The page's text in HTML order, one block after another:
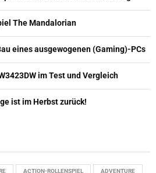
The Mandalorian
eines ausgewogenen (Gaming)-PCs
im Test und Vergleich
ist im Herbst zurück!
ACTION-ROLLENSPIEL ADVENTURE